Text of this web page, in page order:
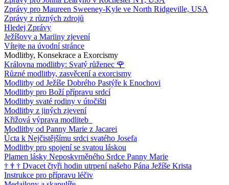
Zprávy pro Maureen Sweeney-Kyle ve North Ridgeville, USA
Zprávy z různých zdrojů
Hledej Zprávy
Ježíšovy a Mariiny zjevení
Vítejte na úvodní stránce
Modlitby, Konsekrace a Exorcismy
Královna modlitby: Svatý růženec 🌹
Různé modlitby, zasvěcení a exorcismy
Modlitby od Ježíše Dobrého Pastýře k Enochovi
Modlitby pro Boží přípravu srdcí
Modlitby svaté rodiny v útočišti
Modlitby z jiných zjevení
Křižová výprava modliteb
Modlitby od Panny Marie z Jacarei
Úcta k Nejčistějšímu srdci svatého Josefa
Modlitby pro spojení se svatou láskou
Plamen lásky Neposkvrněného Srdce Panny Marie
† † † Dvacet čtyři hodin utrpení našeho Pána Ježíše Krista
Instrukce pro přípravu léčiv